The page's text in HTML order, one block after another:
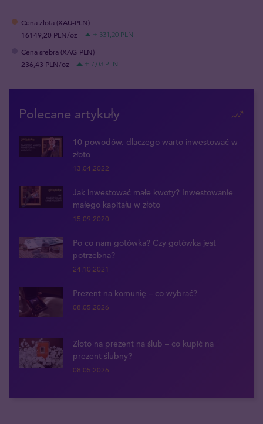
Cena złota (XAU-PLN)
16149,20 PLN/oz
+ 331,20 PLN
Cena srebra (XAG-PLN)
236,43 PLN/oz
+ 7,03 PLN
Polecane artykuły
10 powodów, dlaczego warto inwestować w
złoto
13.04.2022
Jak inwestować małe kwoty? Inwestowanie
małego kapitału w złoto
15.09.2020
Po co nam gotówka? Czy gotówka jest
potrzebna?
24.10.2021
Prezent na komunię – co wybrać?
08.05.2026
Złoto na prezent na ślub – co kupić na
prezent ślubny?
08.05.2026